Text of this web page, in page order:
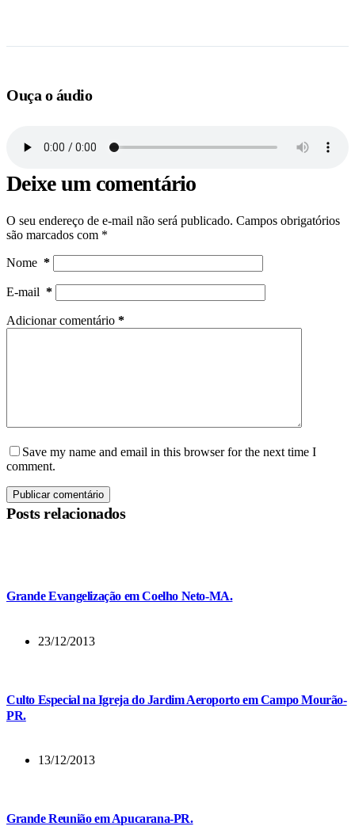
Ouça o áudio
Deixe um comentário
O seu endereço de e-mail não será publicado. Campos obrigatórios
são marcados com *
Nome *
E-mail *
Adicionar comentário *
Save my name and email in this browser for the next time I
comment.
Publicar comentário
Posts relacionados
Grande Evangelização em Coelho Neto-MA.
23/12/2013
Culto Especial na Igreja do Jardim Aeroporto em Campo Mourão-
PR.
13/12/2013
Grande Reunião em Apucarana-PR.